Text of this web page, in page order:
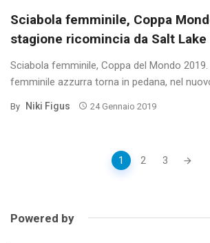
Sciabola femminile, Coppa
stagione ricomincia da Salt
Sciabola femminile, Coppa del Mondo
femminile azzurra torna in pedana, nel
By Niki Figus 24 Gennaio 2019
1 2 3
Powered by